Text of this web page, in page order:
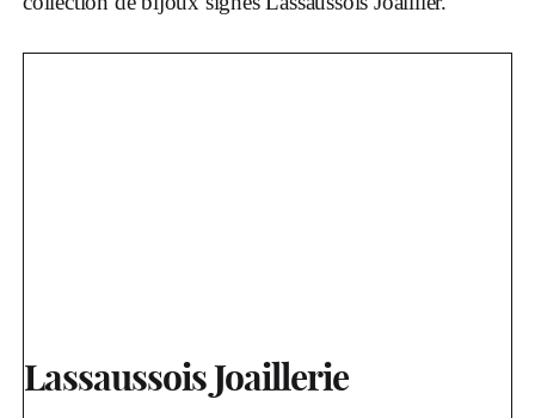
Lassaussois Joaillerie